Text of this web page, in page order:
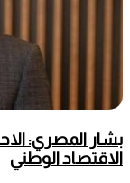
بشار المصري:
الاقتصاد الوطني